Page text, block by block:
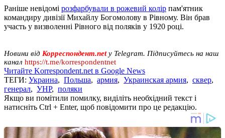
Раніше невідомі розфарбували в рожевий колір пам'ятник
командиру дивізії Михайлу Богомолову в Рівному. Він брав
участь у визволенні Рівного від поляків у 1920 році.
Новини від Корреспондент.net у Telegram. Підписуйтесь на наш
канал https://t.me/korrespondentnet
Читайте Korrespondent.net в Google News
ТЕГИ: Украина, Польша, армия, Украинская армия, сквер,
генерал, УНР, поляки
Якщо ви помітили помилку, виділіть необхідний текст і
натисніть Ctrl + Enter, щоб повідомити про це редакцію.